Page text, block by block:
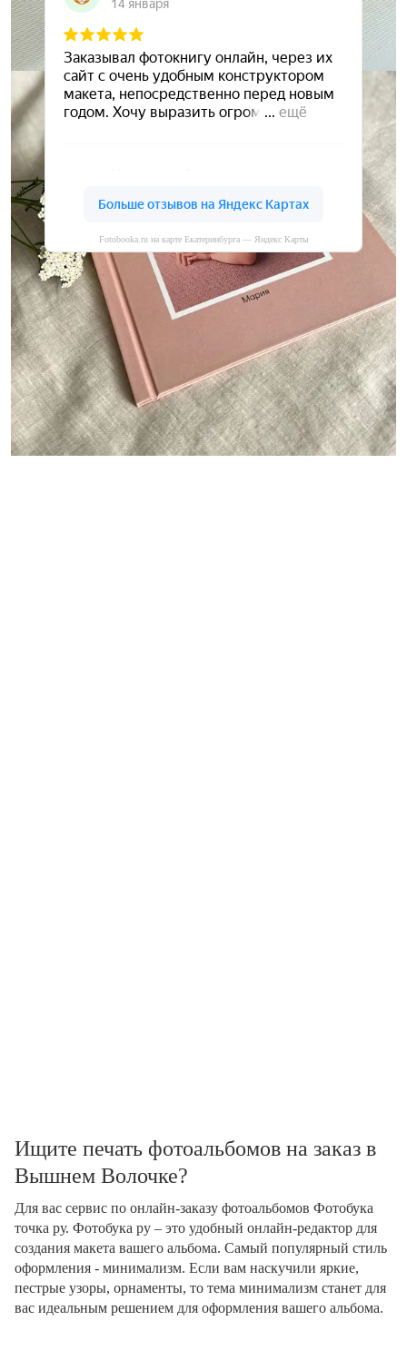
Fotobooka.ru на карте Екатеринбурга — Яндекс Карты
Сохраните ваши воспоминания
А мы вам в этом поможем
Ищите печать фотоальбомов на заказ в
Вышнем Волочке?
Для вас сервис по онлайн-заказу фотоальбомов Фотобука
точка ру. Фотобука ру – это удобный онлайн-редактор для
создания макета вашего альбома. Самый популярный стиль
оформления - минимализм. Если вам наскучили яркие,
пестрые узоры, орнаменты, то тема минимализм станет для
вас идеальным решением для оформления вашего альбома.